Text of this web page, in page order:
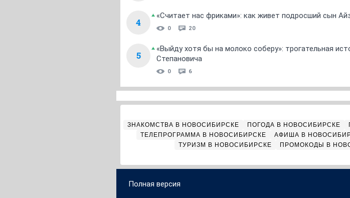
4
«Считает нас фриками»: как живет подросший сын
0 20
5
«Выйду хотя бы на молоко соберу»: трогательная
Степановича
0 6
ЗНАКОМСТВА В НОВОСИБИРСКЕ ПОГОДА В НОВОСИБИРСКЕ
ТЕЛЕПРОГРАММА В НОВОСИБИРСКЕ
АФИША В
ТУРИЗМ В НОВОСИБИРСКЕ
ПРОМОКОДЫ В
Полная версия